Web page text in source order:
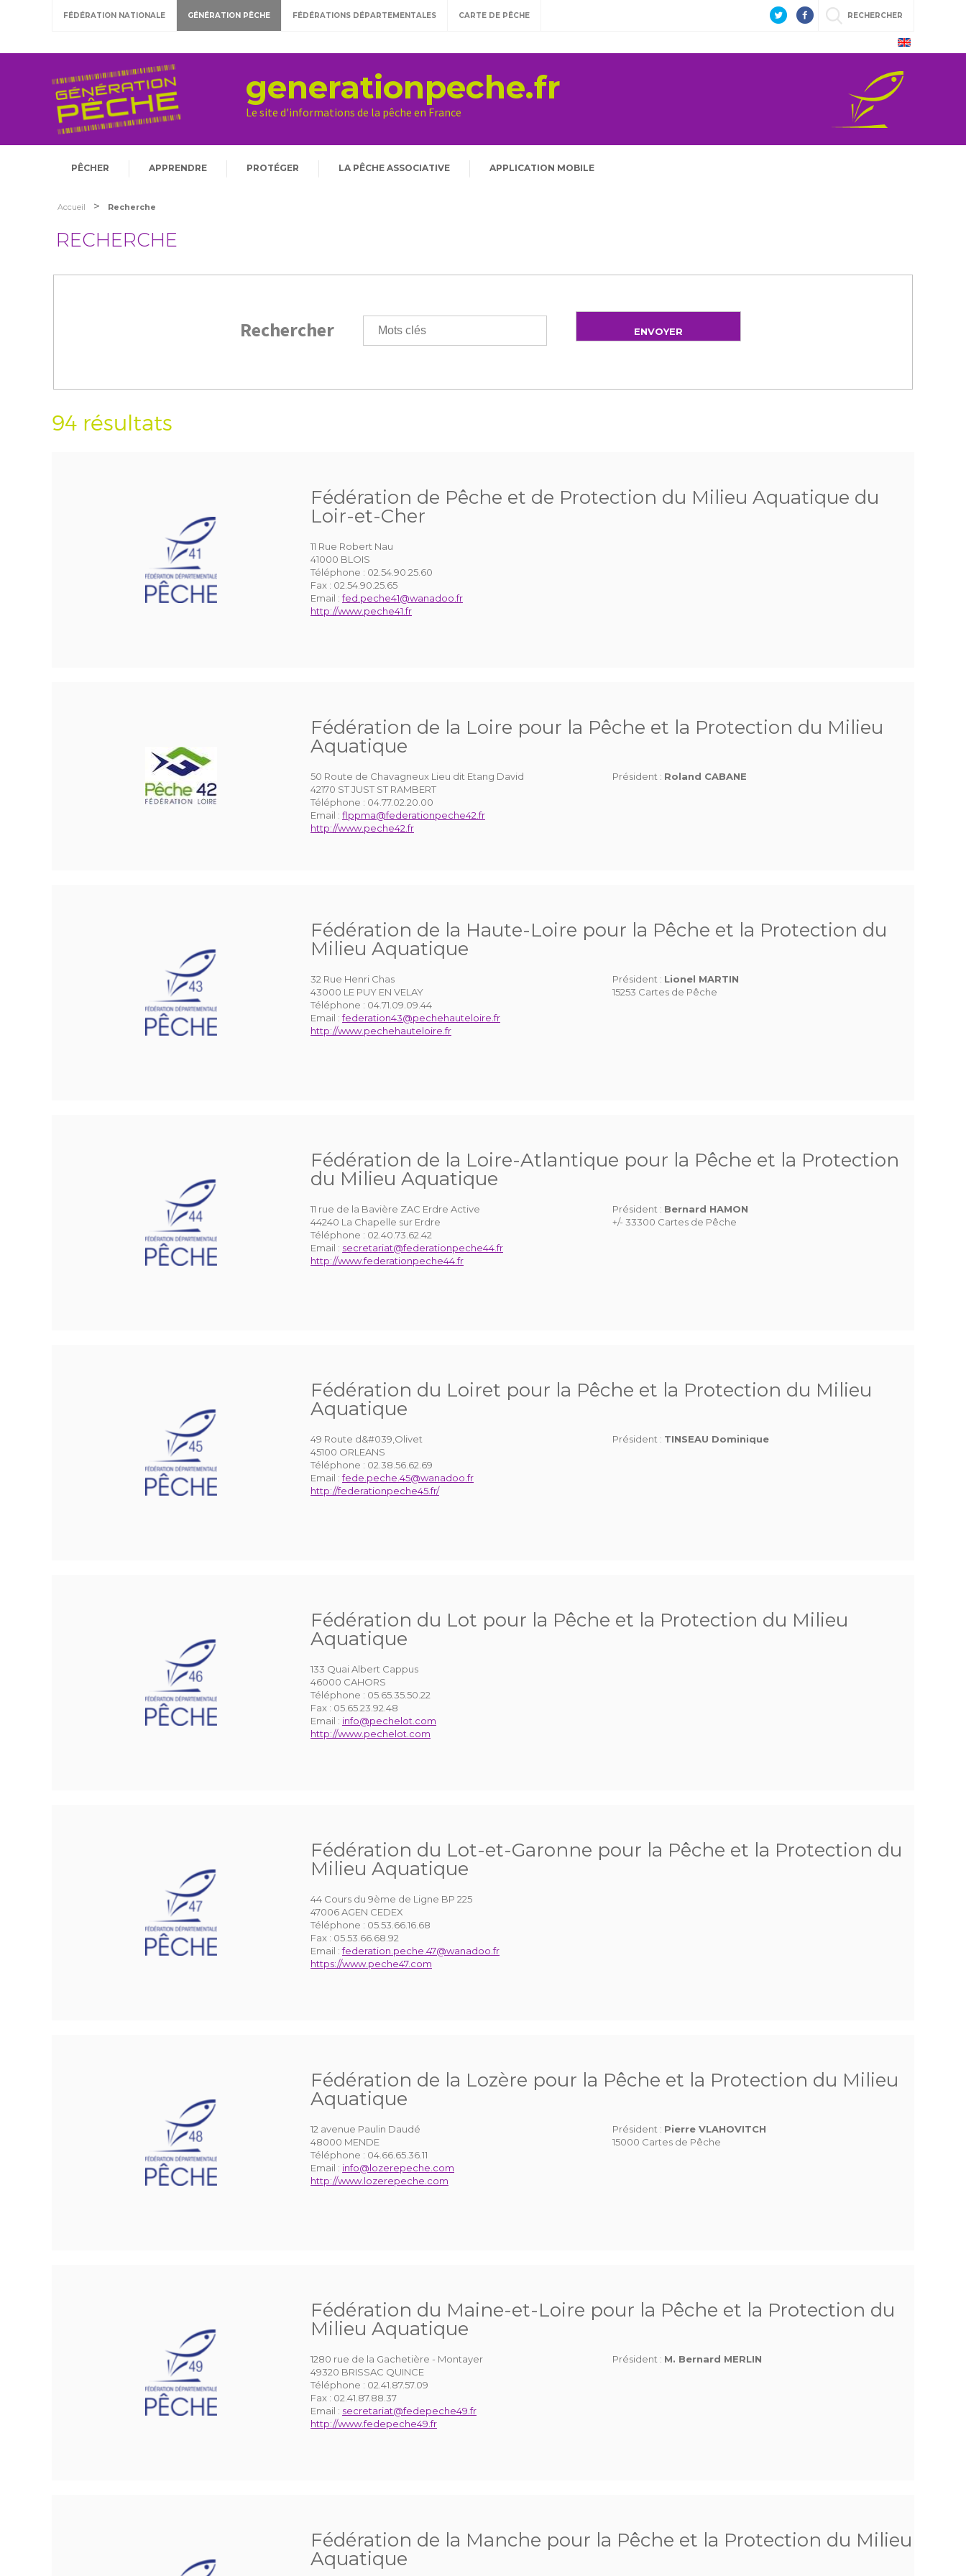
FÉDÉRATION NATIONALE GÉNÉRATION PÊCHE FÉDÉRATIONS DÉPARTEMENTALES CARTE DE PÊCHE RECHERCHER
generationpeche.fr
Le site d'informations de la pêche en France
PÊCHER APPRENDRE PROTÉGER LA PÊCHE ASSOCIATIVE APPLICATION MOBILE
Accueil > Recherche
RECHERCHE
Rechercher
94 résultats
Fédération de Pêche et de Protection du Milieu Aquatique du
Loir-et-Cher
11 Rue Robert Nau
41000 BLOIS
Téléphone : 02.54.90.25.60
Fax : 02.54.90.25.65
Email :fed.peche41@wanadoo.fr
http://www.peche41.fr
Fédération de la Loire pour la Pêche et la Protection du Milieu
Aquatique
50 Route de Chavagneux Lieu dit Etang David
42170 ST JUST ST RAMBERT
Téléphone : 04.77.02.20.00
Email : flppma@federationpeche42.fr
http://www.peche42.fr
Président : Roland CABANE
Fédération de la Haute-Loire pour la Pêche et la Protection du
Milieu Aquatique
32 Rue Henri Chas
43000 LE PUY EN VELAY
Téléphone : 04.71.09.09.44
Email :federation43@pechehauteloire.fr
http://www.pechehauteloire.fr
Président : Lionel MARTIN
15253 Cartes de Pêche
Fédération de la Loire-Atlantique pour la Pêche et la Protection
du Milieu Aquatique
11 rue de la Bavière ZAC Erdre Active
44240 La Chapelle sur Erdre
Téléphone : 02.40.73.62.42
Email : secretariat@federationpeche44.fr
http://www.federationpeche44.fr
Président : Bernard HAMON
+/- 33300 Cartes de Pêche
Fédération du Loiret pour la Pêche et la Protection du Milieu
Aquatique
49 Route d&#039,Olivet
45100 ORLEANS
Téléphone : 02.38.56.62.69
Email :fede.peche.45@wanadoo.fr
http://federationpeche45.fr/
Président : TINSEAU Dominique
Fédération du Lot pour la Pêche et la Protection du Milieu
Aquatique
133 Quai Albert Cappus
46000 CAHORS
Téléphone : 05.65.35.50.22
Fax : 05.65.23.92.48
Email : info@pechelot.com
http://www.pechelot.com
Fédération du Lot-et-Garonne pour la Pêche et la Protection du
Milieu Aquatique
44 Cours du 9ème de Ligne BP 225
47006 AGEN CEDEX
Téléphone : 05.53.66.16.68
Fax : 05.53.66.68.92
Email :federation.peche.47@wanadoo.fr
https://www.peche47.com
Fédération de la Lozère pour la Pêche et la Protection du Milieu
Aquatique
12 avenue Paulin Daudé
48000 MENDE
Téléphone : 04.66.65.36.11
Email : info@lozerepeche.com
http://www.lozerepeche.com
Président : Pierre VLAHOVITCH
15000 Cartes de Pêche
Fédération du Maine-et-Loire pour la Pêche et la Protection du
Milieu Aquatique
1280 rue de la Gachetière - Montayer
49320 BRISSAC QUINCE
Téléphone : 02.41.87.57.09
Fax : 02.41.87.88.37
Email : secretariat@fedepeche49.fr
http://www.fedepeche49.fr
Président : M. Bernard MERLIN
Fédération de la Manche pour la Pêche et la Protection du Milieu
Aquatique